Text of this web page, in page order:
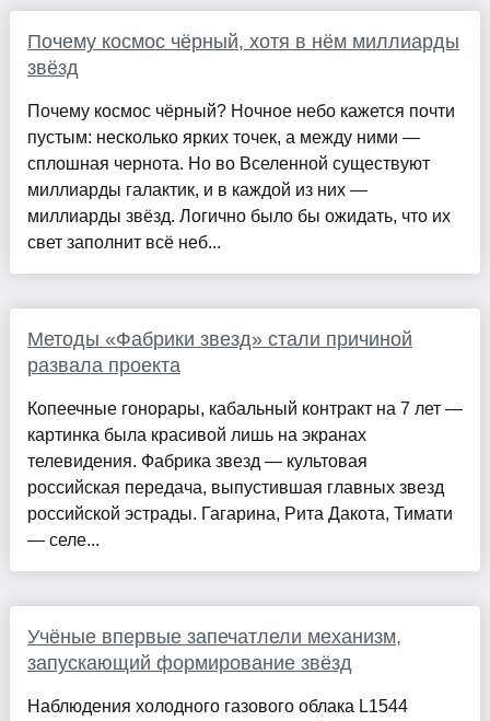
Почему космос чёрный, хотя в нём миллиарды
звёзд
Почему космос чёрный? Ночное небо кажется почти
пустым: несколько ярких точек, а между ними —
сплошная чернота. Но во Вселенной существуют
миллиарды галактик, и в каждой из них —
миллиарды звёзд. Логично было бы ожидать, что их
свет заполнит всё неб...
Методы «Фабрики звезд» стали причиной
развала проекта
Копеечные гонорары, кабальный контракт на 7 лет —
картинка была красивой лишь на экранах
телевидения. Фабрика звезд — культовая
российская передача, выпустившая главных звезд
российской эстрады. Гагарина, Рита Дакота, Тимати
— селе...
Учёные впервые запечатлели механизм,
запускающий формирование звёзд
Наблюдения холодного газового облака L1544